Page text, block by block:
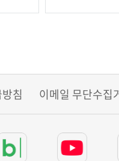
침 이메일 무단수집